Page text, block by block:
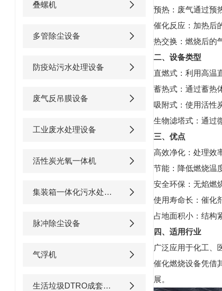
叠螺机
多管除尘设备
防疫站污水处理设备
废气反吊膜设备
工业废水处理设备
活性炭光氧一体机
集装箱一体化污水处理设备
脉冲除尘设备
气浮机
生活垃圾DTRO成套渗滤液处理设备
预热：废气通过预
催化反应：加热后
热交换：燃烧后的
二、设备类型
直燃式：利用高温
蓄热式：通过蓄热
吸附式：使用活性
生物滤塔式：通过
三、优点
高效净化：处理效
节能：降低燃烧温
安全环保：无焰燃
使用寿命长：催化
占地面积小：结构
四、适用行业
广泛应用于化工、
催化燃烧设备凭借
展。